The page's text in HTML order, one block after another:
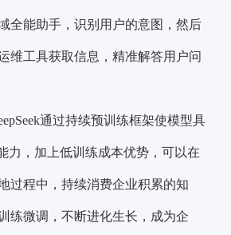
全能助手，识别用户的意图，然后
维工具获取信息，精准解答用户问
通过持续预训练框架使模型具
力，加上低训练成本优势，可以在
过程中，持续消费企业积累的知
练微调，不断进化生长，成为企